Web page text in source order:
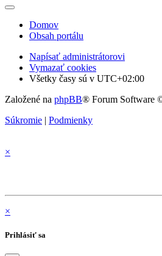
Domov
Obsah portálu
Napísať administrátorovi
Vymazať cookies
Všetky časy sú v UTC+02:00
Založené na phpBB® Forum Software
Súkromie | Podmienky
×
×
Prihlásiť sa